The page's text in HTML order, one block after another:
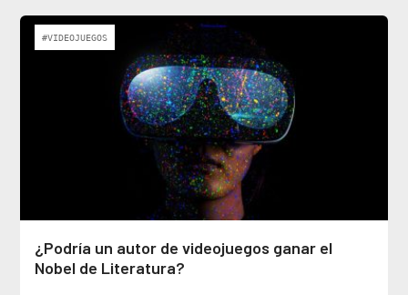
#VIDEOJUEGOS
¿Podría un autor de videojuegos ganar el
Nobel de Literatura?